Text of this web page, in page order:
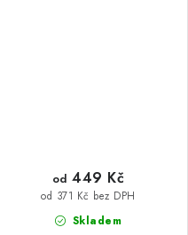
Skladem
od 371 Kč bez DPH
od 449 Kč